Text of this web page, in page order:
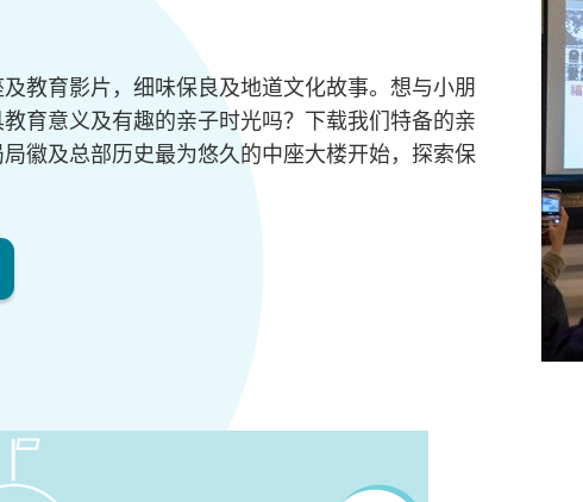
教育影片，细味保良及地道文化故事。想与小朋
育意义及有趣的亲子时光吗？下载我们特备的亲
徽及总部历史最为悠久的中座大楼开始，探索保